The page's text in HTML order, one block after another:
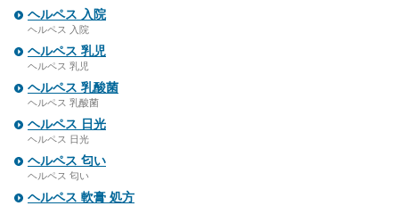
ヘルペス 入院
ヘルペス 入院
ヘルペス 乳児
ヘルペス 乳児
ヘルペス 乳酸菌
ヘルペス 乳酸菌
ヘルペス 日光
ヘルペス 日光
ヘルペス 匂い
ヘルペス 匂い
ヘルペス 軟膏 処方